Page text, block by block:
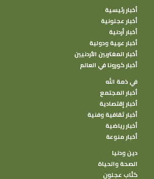
أخبار رئيسية
أخبار عجلونية
أخبار أردنية
أخبار عربية ودولية
أخبار المغتربين الأردنيين
أخبار كورونا في العالم
في ذمة الله
أخبار المجتمع
أخبار إقتصادية
أخبار ثقافية وفنية
أخبار رياضية
أخبار منوعة
دين ودنيا
الصحة والحياة
كتًاب عجلون